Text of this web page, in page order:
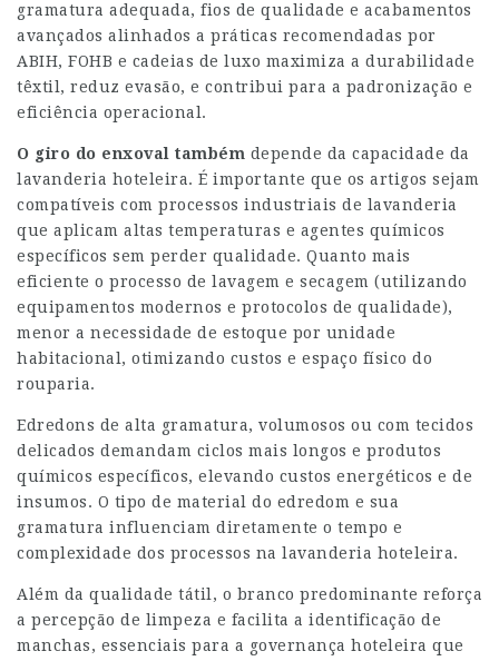
gramatura adequada, fios de qualidade e acabamentos
avançados alinhados a práticas recomendadas por
ABIH, FOHB e cadeias de luxo maximiza a durabilidade
têxtil, reduz evasão, e contribui para a padronização e
eficiência operacional.
O giro do enxoval também depende da capacidade da
lavanderia hoteleira. É importante que os artigos sejam
compatíveis com processos industriais de lavanderia
que aplicam altas temperaturas e agentes químicos
específicos sem perder qualidade. Quanto mais
eficiente o processo de lavagem e secagem (utilizando
equipamentos modernos e protocolos de qualidade),
menor a necessidade de estoque por unidade
habitacional, otimizando custos e espaço físico do
rouparia.
Edredons de alta gramatura, volumosos ou com tecidos
delicados demandam ciclos mais longos e produtos
químicos específicos, elevando custos energéticos e de
insumos. O tipo de material do edredom e sua
gramatura influenciam diretamente o tempo e
complexidade dos processos na lavanderia hoteleira.
Além da qualidade tátil, o branco predominante reforça
a percepção de limpeza e facilita a identificação de
manchas, essenciais para a governança hoteleira que